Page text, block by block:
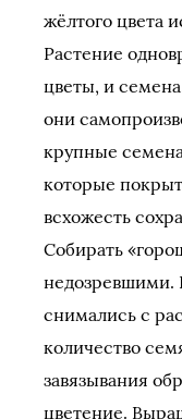
жёлтого цвета
Растение
цветы, и
они
крупные
которые
всхожесть
Собирать
недозревшими.
снимались с
количество
завязывания
цветение.